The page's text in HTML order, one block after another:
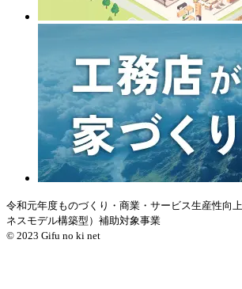
令和元年度ものづくり・商業・サービス生産性向
ネスモデル構築型）補助対象事業
© 2023 Gifu no ki net